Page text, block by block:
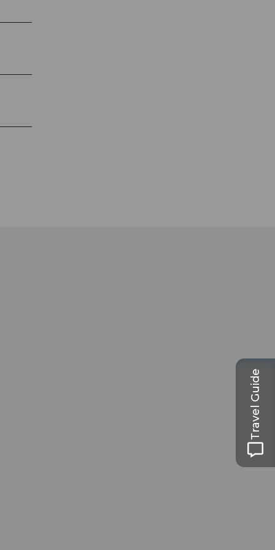
Travel Guide